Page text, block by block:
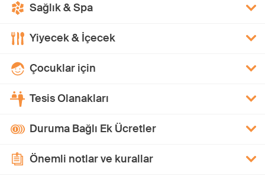
Sağlık & Spa
Yiyecek & İçecek
Çocuklar için
Tesis Olanakları
Duruma Bağlı Ek Ücretler
Önemli notlar ve kurallar